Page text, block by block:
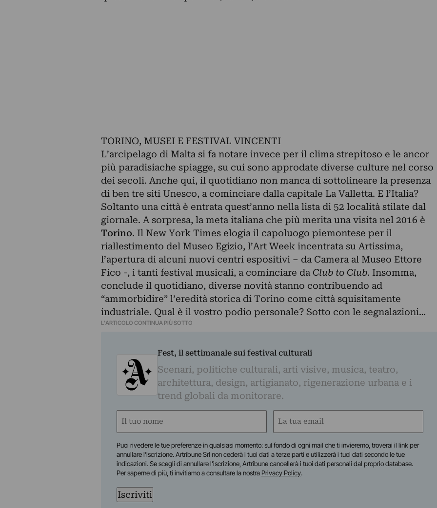
TORINO, MUSEI E FESTIVAL VINCENTI
L’arcipelago di Malta si fa notare invece per il clima strepitoso e le ancor
più paradisiache spiagge, su cui sono approdate diverse culture nel corso
dei secoli. Anche qui, il quotidiano non manca di sottolineare la presenza
di ben tre siti Unesco, a cominciare dalla capitale La Valletta. E l’Italia?
Soltanto una città è entrata quest’anno nella lista di 52 località stilate dal
giornale. A sorpresa, la meta italiana che più merita una visita nel 2016 è
Torino. Il New York Times elogia il capoluogo piemontese per il
riallestimento del Museo Egizio, l’Art Week incentrata su Artissima,
l’apertura di alcuni nuovi centri espositivi – da Camera al Museo Ettore
Fico -, i tanti festival musicali, a cominciare da Club to Club. Insomma,
conclude il quotidiano, diverse novità stanno contribuendo ad
“ammorbidire” l’eredità storica di Torino come città squisitamente
industriale. Qual è il vostro podio personale? Sotto con le segnalazioni…
L'ARTICOLO CONTINUA PIÙ SOTTO
Fest, il settimanale sui festival culturali
Scenari, politiche culturali, arti visive, musica, teatro,
architettura, design, artigianato, rigenerazione urbana e i
trend globali da monitorare.
Nome
Email
Puoi rivedere le tue preferenze in qualsiasi momento: sul fondo di ogni mail che ti invieremo, troverai il link per
annullare l’iscrizione. Artribune Srl non cederà i tuoi dati a terze parti e utilizzerà i tuoi dati secondo le tue
indicazioni. Se scegli di annullare l’iscrizione, Artribune cancellerà i tuoi dati personali dal proprio database.
Per saperne di più, ti invitiamo a consultare la nostra Privacy Policy.
Iscriviti